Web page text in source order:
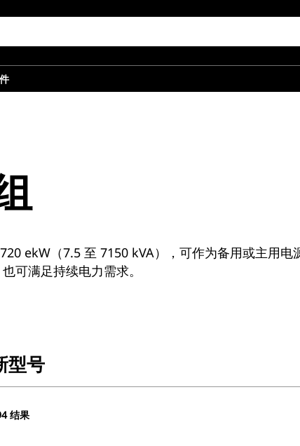
ekW（7.5 至 7150 kVA），可作为备用或主用
可满足持续电力需求。
型号
结果